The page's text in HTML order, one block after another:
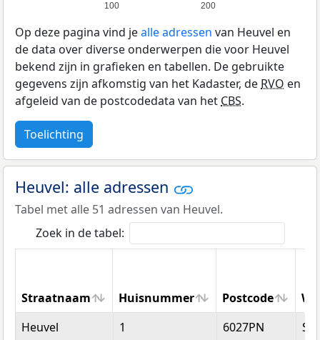
100 200
Op deze pagina vind jealle adressen van Heuvel en
de data over diverse onderwerpen die voor Heuvel
bekend zijn in grafieken en tabellen. De gebruikte
gegevens zijn afkomstig van het Kadaster, deRVO en
afgeleid van de postcodedata van hetCBS.
Toelichting
Heuvel: alle adressen
Tabel met alle 51 adressen van Heuvel.
Zoek in de tabel:
Straatnaam Huisnummer Postcode
Straatnaam
Huisnummer Postcode
Heuvel 1 6027PN